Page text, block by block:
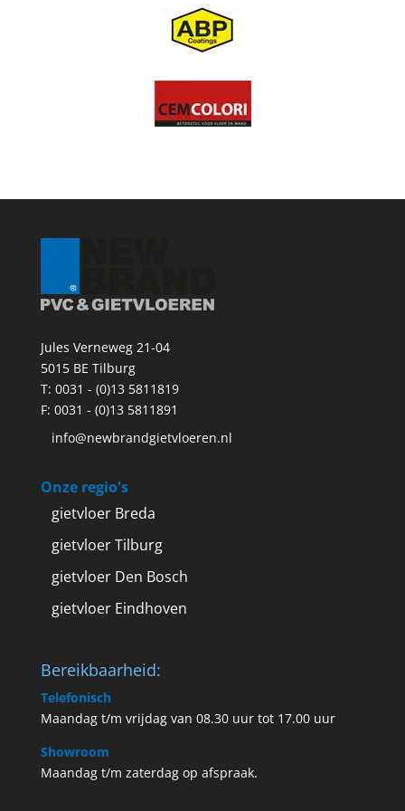
Jules Verneweg 21-04
5015 BE Tilburg
T: 0031 - (0)13 5811819
F: 0031 - (0)13 5811891
info@newbrandgietvloeren.nl
Onze regio's
gietvloer Breda
gietvloer Tilburg
gietvloer Den Bosch
gietvloer Eindhoven
Bereikbaarheid:
Telefonisch
Maandag t/m vrijdag van 08.30 uur tot 17.00 uur
Showroom
Maandag t/m zaterdag op afspraak.